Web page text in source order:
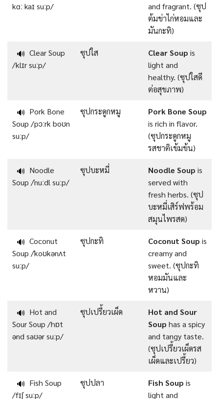
kɑː kaɪ suːp/
and fragrant. (ซุป
ต้มข่าไก่หอมและ
มันกะทิ)
🔊 Clear Soup
/klɪr suːp/
ซุปใส Clear Soup is
light and
healthy. (ซุปใสดี
ต่อสุขภาพ)
🔊 Pork Bone
Soup /pɔːrk boʊn
suːp/
ซุปกระดูกหมู
Pork Bone Soup
is rich in flavor.
(ซุปกระดูกหมู
รสชาติเข้มข้น)
🔊 Noodle
Soup /ˈnuːdl suːp/
ซุปบะหมี่ Noodle Soup is
served with
fresh herbs. (ซุป
บะหมี่เสิร์ฟพร้อม
สมุนไพรสด)
🔊 Coconut
Soup /ˈkoʊkənʌt
suːp/
ซุปกะทิ Coconut Soup is
creamy and
sweet. (ซุปกะทิ
หอมมันและ
หวาน)
🔊 Hot and
Sour Soup /hɒt
ənd saʊər suːp/
ซุปเปรี้ยวเผ็ด
Hot and Sour
Soup has a spicy
and tangy taste.
(ซุปเปรี้ยวเผ็ดรส
เผ็ดและเปรี้ยว)
🔊 Fish Soup
/fɪʃ suːp/
ซุปปลา Fish Soup is
light and